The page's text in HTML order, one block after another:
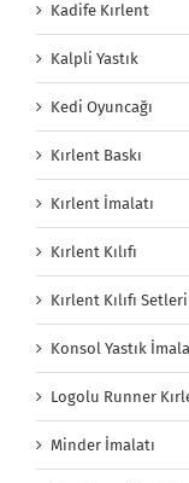
Kadife Kırlent
Kalpli Yastık
Kedi Oyuncağı
Kırlent Baskı
Kırlent İmalatı
Kırlent Kılıfı
Kırlent Kılıfı Setleri
Konsol Yastık
Logolu Runner
Minder İmalatı